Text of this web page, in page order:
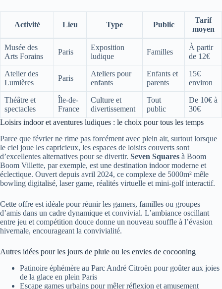
Activité Lieu Type Public
Tarif
moyen
Musée des
Arts Forains
Paris
Exposition
ludique
Familles
À partir
de 12€
Atelier des
Lumières
Paris
Ateliers pour
enfants
Enfants et
parents
15€
environ
Théâtre et
spectacles
Île-de-
France
Culture et
divertissement
Tout
public
De 10€ à
30€
Loisirs indoor et aventures ludiques : le choix pour tous les temps
Parce que février ne rime pas forcément avec plein air, surtout lorsque
le ciel joue les capricieux, les espaces de loisirs couverts sont
d’excellentes alternatives pour se divertir. Seven Squares à Boom
Boom Villette, par exemple, est une destination indoor moderne et
éclectique. Ouvert depuis avril 2024, ce complexe de 5000m² mêle
bowling digitalisé, laser game, réalités virtuelle et mini-golf interactif.
Cette offre est idéale pour réunir les gamers, familles ou groupes
d’amis dans un cadre dynamique et convivial. L’ambiance oscillant
entre jeu et compétition douce donne un nouveau souffle à l’évasion
hivernale, encourageant la convivialité.
Autres idées pour les jours de pluie ou les envies de cocooning
Patinoire éphémère au Parc André Citroën pour goûter aux joies
de la glace en plein Paris
Escape games urbains pour mêler réflexion et amusement